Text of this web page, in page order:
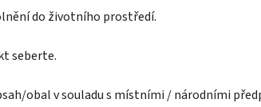
do životního prostředí.
seberte.
obal v souladu s místními / národními